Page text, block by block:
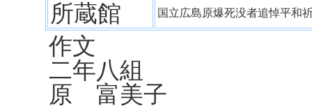
所蔵館 国立広島原爆死没者追悼平
作文
二年八組
原 富美子